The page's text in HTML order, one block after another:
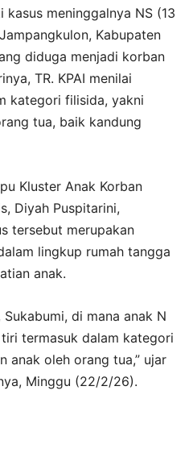
kasus meninggalnya NS (13
Kabupaten
diduga menjadi korban
TR. KPAI menilai
kategori filisida, yakni
tua, baik kandung
Kluster Anak Korban
Diyah Puspitarini,
tersebut merupakan
lingkup rumah tangga
anak.
di mana anak N
termasuk dalam kategori
anak oleh orang tua,” ujar
Minggu (22/2/26).